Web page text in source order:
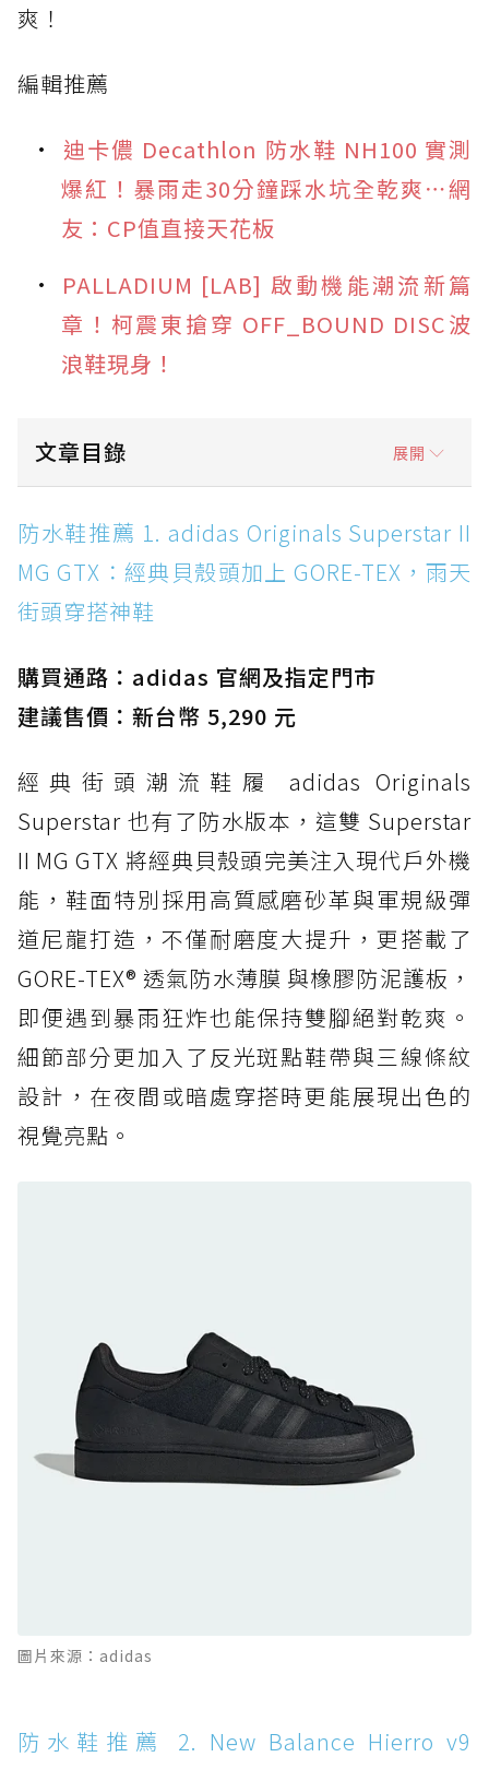
爽！
編輯推薦
迪卡儂 Decathlon 防水鞋 NH100 實測
爆紅！暴雨走30分鐘踩水坑全乾爽⋯網
友：CP值直接天花板
PALLADIUM [LAB] 啟動機能潮流新篇
章！柯震東搶穿 OFF_BOUND DISC波
浪鞋現身！
文章目錄 展開
防水鞋推薦 1. adidas Originals Superstar II
MG GTX：經典貝殼頭加上 GORE-TEX，雨天街
頭穿搭神鞋
防水鞋推薦 2. New Balance Hierro v9 GORE-
防水鞋推薦 3. Nike Dunk Low GORE-TEX：
經典 Dunk 輪廓加上防水科技，雨天穿搭帥度不
打折
防水鞋推薦 4. ASICS TRABUCO 14 GTX：搭
載 GORE-TEX 隱形貼合科技，全方位防水神鞋
防水鞋推薦 5. Salomon XT-6 GORE-TEX：潮
人必備山系鞋王！防滑、防水與街頭顏值一次攻
頂
防水鞋推薦 6. HOKA Stinson Evo GTX：越野
復刻厚底，GORE-TEX 防水與增高神器一次滿
防水鞋推薦 7. Timberland Motion Access：
黃靴同級頂級防水，輕量化工裝健走鞋雨天必備
防水鞋推薦 7. Timberland Motion Access：
黃靴同級頂級防水，輕量化工裝健走鞋雨天必備
防水鞋推薦 10. PUMA Voyage NITRO™ 4
GORE-TEX：氮氣中底注入，回彈與防滑兼具的
全天候越野跑鞋
防水鞋推薦 11. On Cloudhorizon 2 WP：腳
感軟彈、搭載 Missiongrip™ 的防水輕越野鞋
Boot：馬汀首款雨靴登場，經典八孔加上全防
防水鞋推薦 14. SKECHERS BADGER
WATERPROOF：一踩即穿懶人神器！搭載固特
防水鞋推薦 1. adidas Originals Superstar II
MG GTX：經典貝殼頭加上 GORE-TEX，雨天
街頭穿搭神鞋
購買通路：adidas 官網及指定門市
建議售價：新台幣 5,290 元
經典街頭潮流鞋履 adidas Originals
Superstar 也有了防水版本，這雙 Superstar
II MG GTX 將經典貝殼頭完美注入現代戶外機
能，鞋面特別採用高質感磨砂革與軍規級彈
道尼龍打造，不僅耐磨度大提升，更搭載了
GORE-TEX® 透氣防水薄膜 與橡膠防泥護板，
即便遇到暴雨狂炸也能保持雙腳絕對乾爽。
細節部分更加入了反光斑點鞋帶與三線條紋
設計，在夜間或暗處穿搭時更能展現出色的
視覺亮點。
圖片來源：adidas
防水鞋推薦 2. New Balance Hierro v9